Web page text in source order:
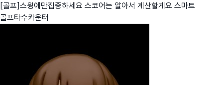
[골프]스윙에만집중하세요 스코어는 알아서 계산할게요 스마트
골프타수카운터